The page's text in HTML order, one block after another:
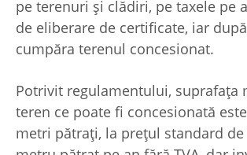
pe terenuri şi clădiri, pe taxele pe
de eliberare de certificate, iar
cumpăra terenul concesionat.
Potrivit regulamentului, suprafaţa
teren ce poate fi concesionată
metri pătraţi, la preţul standard de